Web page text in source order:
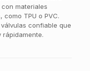
materiales
TPU o PVC.
confiable que